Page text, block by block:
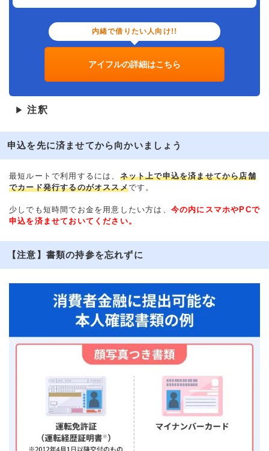
内緒で借りたい人向け!!
アイフルの詳細はこちら
▶ 注釈
申込を先に済ませてから向かいましょう
最短ルートで利用するには、 ネット上で申込を済ませてから店舗
でカード発行するのがオススメです。
少しでも短時間でお金を用意したい方は、 今の内にスマホやPCで
申込を済ませておいてください。
【注意】書類の持参を忘れずに